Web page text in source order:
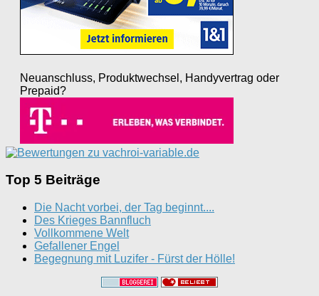
Neuanschluss, Produktwechsel, Handyvertrag oder
Prepaid?
Top 5 Beiträge
Die Nacht vorbei, der Tag beginnt....
Des Krieges Bannfluch
Vollkommene Welt
Gefallener Engel
Begegnung mit Luzifer - Fürst der Hölle!